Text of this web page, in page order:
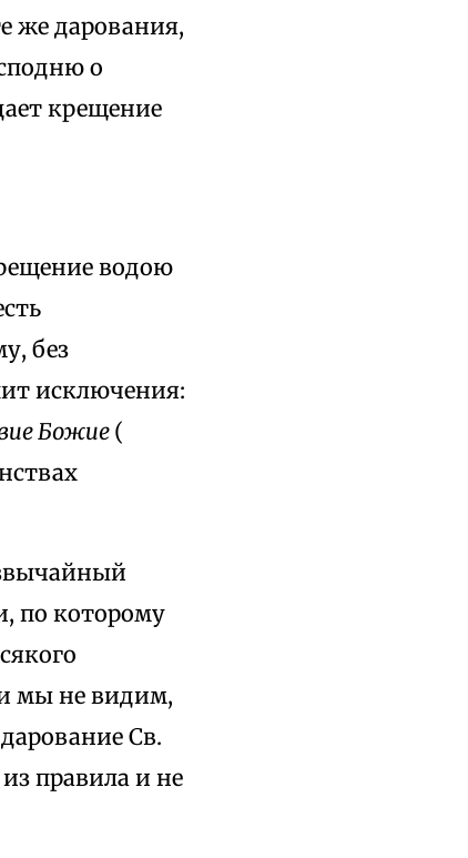
же дарования,
о
крещение
водою
без
исключения:
Божие (
по которому
мы не видим,
Св.
правила и не